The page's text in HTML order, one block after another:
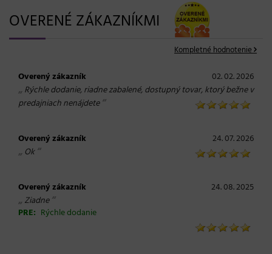
OVERENÉ ZÁKAZNÍKMI
Kompletné hodnotenie
Overený zákazník 02. 02. 2026
„ Rýchle dodanie, riadne zabalené, dostupný tovar, ktorý bežne v
predajniach nenájdete“
Overený zákazník 24. 07. 2026
„ Ok“
Overený zákazník 24. 08. 2025
„ Ziadne“
PRE: Rýchle dodanie